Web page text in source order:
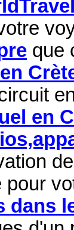
que
en
de
pour
dans